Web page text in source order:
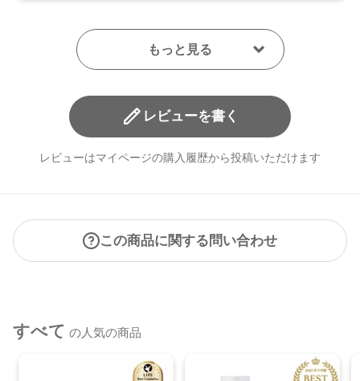
レビューを書く
レビューはマイページの購入履歴から投稿いただけます
この商品に関する問い合わせ
すべて の人気の商品